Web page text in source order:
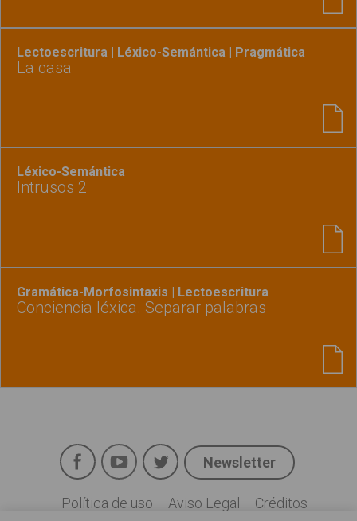
Lectoescritura | Léxico-Semántica | Pragmática
La casa
Léxico-Semántica
Intrusos 2
Gramática-Morfosintaxis | Lectoescritura
Conciencia léxica. Separar palabras
Social
FacebookYouTubeTwitter
Newsletter
Política de uso Aviso Legal Créditos